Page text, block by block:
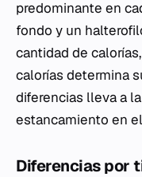
predominante en
fondo y un
cantidad de
calorías determina
diferencias lleva a
estancamiento en
Diferencias por